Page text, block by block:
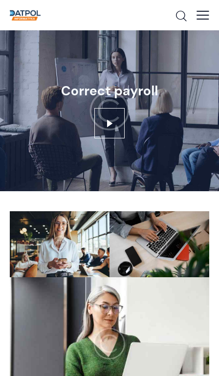
Correct payroll